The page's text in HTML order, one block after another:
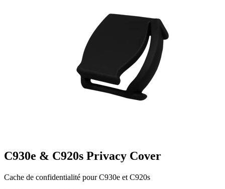
C930e & C920s Privacy Cover
Cache de confidentialité pour C930e et C920s